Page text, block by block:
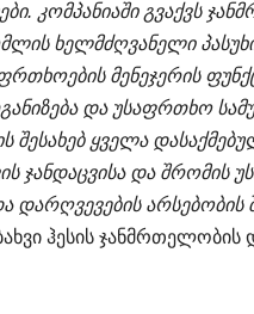
კომპანიაში გვაქვს
ხელმძღვანელი
მენეჯერის
და უსაფრთხო
შესახებ ყველა
ჯანდაცვისა და შრომის
არსებობის
ჰესის